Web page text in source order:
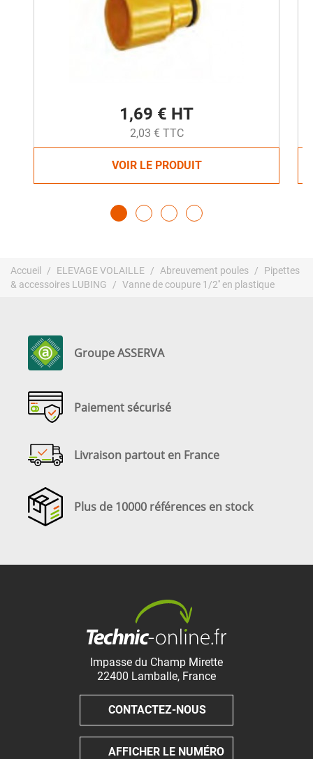
1,69 € HT
2,03 € TTC
VOIR LE PRODUIT
Accueil ELEVAGE VOLAILLE Abreuvement poules
Pipettes
& accessoires LUBING
Vanne de coupure 1/2'' en plastique
Groupe ASSERVA
Paiement sécurisé
Livraison partout en France
Plus de 10000 références en stock
Impasse du Champ Mirette
22400 Lamballe, France
CONTACTEZ-NOUS
AFFICHER LE NUMÉRO